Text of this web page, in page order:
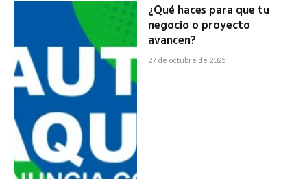
¿Qué haces para que tu
negocio o proyecto
avancen?
27 de octubre de 2025